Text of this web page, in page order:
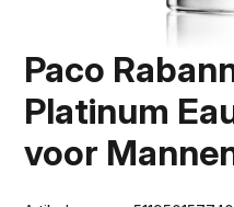
Paco
Platinum
voor